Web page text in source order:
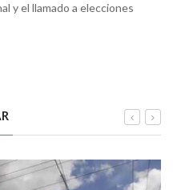
y el llamado a elecciones